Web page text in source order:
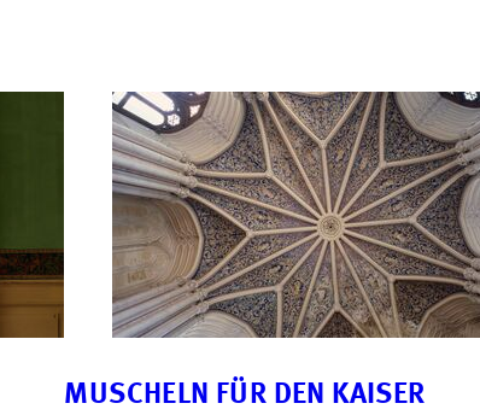
MUSCHELN FÜR DEN KAISER